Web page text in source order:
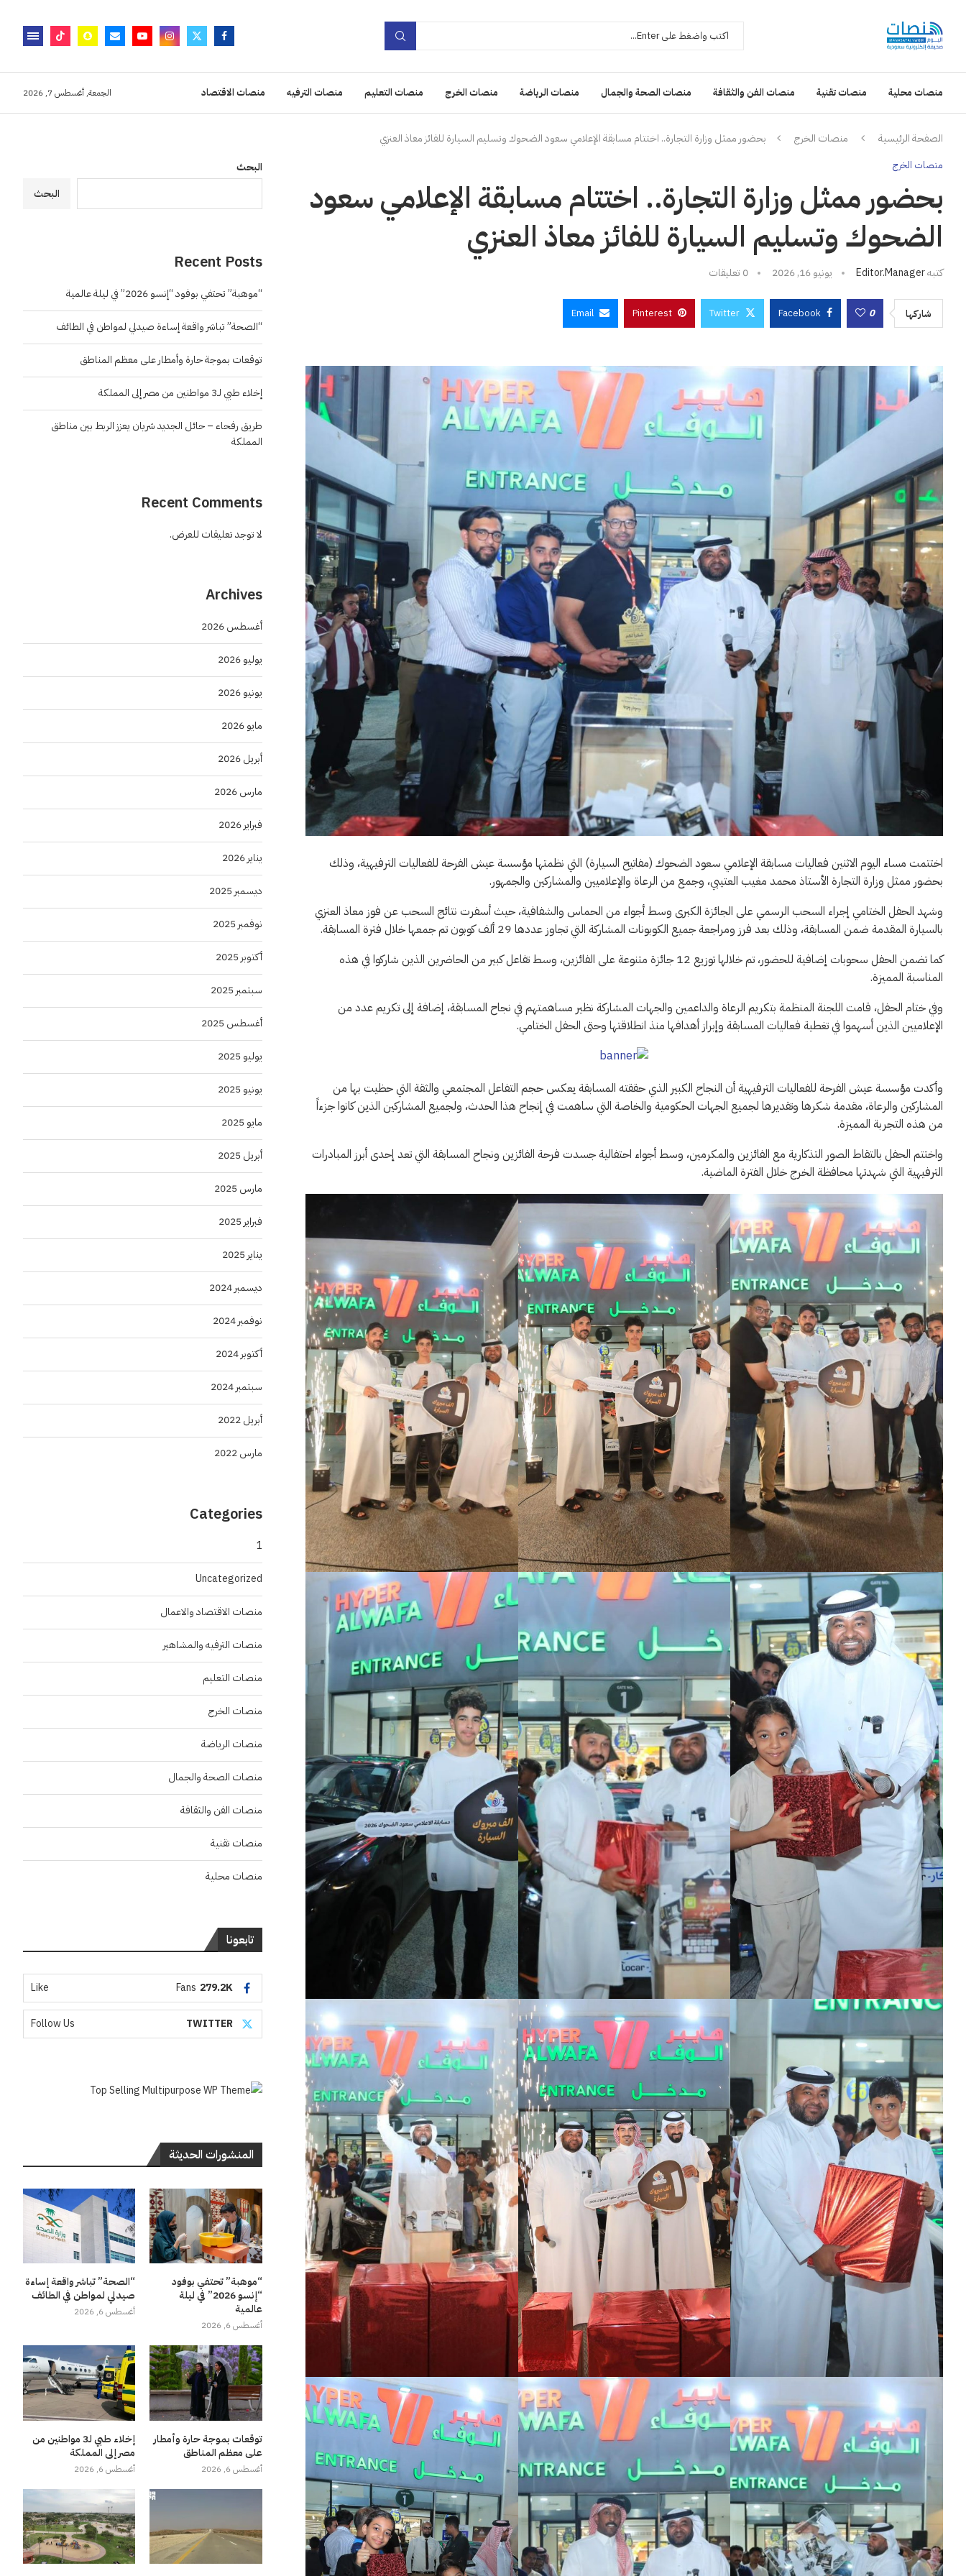
منصات محلية منصات تقنية منصات الفن والثقافة منصات الصحة والجمال منصات الرياضة منصات الخرج منصات التعليم منصات الترفيه منصات الاقتصاد الجمعة, أغسطس 7, 2026
الصفحة الرئيسية منصات الخرج بحضور ممثل وزارة التجارة.. اختتام مسابقة الإعلامي سعود الضحوك وتسليم السيارة للفائز معاذ العنزي
منصات الخرج
بحضور ممثل وزارة التجارة.. اختتام مسابقة الإعلامي سعود
الضحوك وتسليم السيارة للفائز معاذ العنزي
كتبهEditor.manager يونيو 16, 2026 0 تعليقات
شاركها 0
Facebook
Twitter
Pinterest
Email
اختتمت مساء اليوم الاثنين فعاليات مسابقة الإعلامي سعود الضحوك (مفاتيح السيارة) التي نظمتها مؤسسة عيش الفرحة للفعاليات الترفيهية، وذلك
بحضور ممثل وزارة التجارة الأستاذ محمد مغيب العتيبي، وجمع من الرعاة والإعلاميين والمشاركين والجمهور.
وشهد الحفل الختامي إجراء السحب الرسمي على الجائزة الكبرى وسط أجواء من الحماس والشفافية، حيث أسفرت نتائج السحب عن فوز معاذ العنزي
بالسيارة المقدمة ضمن المسابقة، وذلك بعد فرز ومراجعة جميع الكوبونات المشاركة التي تجاوز عددها 29 ألف كوبون تم جمعها خلال فترة المسابقة.
كما تضمن الحفل سحوبات إضافية للحضور، تم خلالها توزيع 12 جائزة متنوعة على الفائزين، وسط تفاعل كبير من الحاضرين الذين شاركوا في هذه
المناسبة المميزة.
وفي ختام الحفل، قامت اللجنة المنظمة بتكريم الرعاة والداعمين والجهات المشاركة نظير مساهمتهم في نجاح المسابقة، إضافة إلى تكريم عدد من
الإعلاميين الذين أسهموا في تغطية فعاليات المسابقة وإبراز أهدافها منذ انطلاقتها وحتى الحفل الختامي.
وأكدت مؤسسة عيش الفرحة للفعاليات الترفيهية أن النجاح الكبير الذي حققته المسابقة يعكس حجم التفاعل المجتمعي والثقة التي حظيت بها من
المشاركين والرعاة، مقدمة شكرها وتقديرها لجميع الجهات الحكومية والخاصة التي ساهمت في إنجاح هذا الحدث، ولجميع المشاركين الذين كانوا جزءاً
من هذه التجربة المميزة.
واختتم الحفل بالتقاط الصور التذكارية مع الفائزين والمكرمين، وسط أجواء احتفالية جسدت فرحة الفائزين ونجاح المسابقة التي تعد إحدى أبرز المبادرات
الترفيهية التي شهدتها محافظة الخرج خلال الفترة الماضية.
البحث
البحث
Recent Posts
“موهبة” تحتفي بوفود “إنسو 2026” في ليلة عالمية
“الصحة” تباشر واقعة إساءة صيدلي لمواطن في الطائف
توقعات بموجة حارة وأمطار على معظم المناطق
إخلاء طبي لـ3 مواطنين من مصر إلى المملكة
طريق رفحاء – حائل الجديد شريان يعزز الربط بين مناطق
المملكة
Recent Comments
لا توجد تعليقات للعرض.
Archives
أغسطس 2026
يوليو 2026
يونيو 2026
مايو 2026
أبريل 2026
مارس 2026
فبراير 2026
يناير 2026
ديسمبر 2025
نوفمبر 2025
أكتوبر 2025
سبتمبر 2025
أغسطس 2025
يوليو 2025
يونيو 2025
مايو 2025
أبريل 2025
مارس 2025
فبراير 2025
يناير 2025
ديسمبر 2024
نوفمبر 2024
أكتوبر 2024
سبتمبر 2024
أبريل 2022
مارس 2022
Categories
1
Uncategorized
منصات الاقتصاد والاعمال
منصات الترفيه والمشاهير
منصات التعليم
منصات الخرج
منصات الرياضة
منصات الصحة والجمال
منصات الفن والثقافة
منصات تقنية
منصات محلية
تابعونا
279.2K
Fans
Like
TWITTER
Follow Us
المنشورات الحديثة
“موهبة” تحتفي بوفود
“إنسو 2026” في ليلة
عالمية
أغسطس 6, 2026
“الصحة” تباشر واقعة إساءة
صيدلي لمواطن في الطائف
أغسطس 6, 2026
توقعات بموجة حارة وأمطار
على معظم المناطق
أغسطس 6, 2026
إخلاء طبي لـ3 مواطنين من
مصر إلى المملكة
أغسطس 6, 2026